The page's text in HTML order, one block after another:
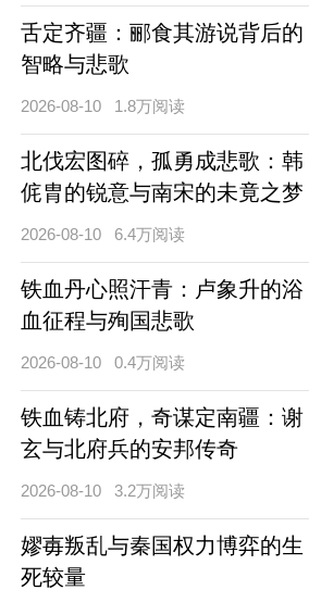
舌定齐疆：郦食其游说背后的
智略与悲歌
2026-08-10 1.8万阅读
北伐宏图碎，孤勇成悲歌：韩
侂胄的锐意与南宋的未竟之梦
2026-08-10 6.4万阅读
铁血丹心照汗青：卢象升的浴
血征程与殉国悲歌
2026-08-10 0.4万阅读
铁血铸北府，奇谋定南疆：谢
玄与北府兵的安邦传奇
2026-08-10 3.2万阅读
嫪毐叛乱与秦国权力博弈的生
死较量